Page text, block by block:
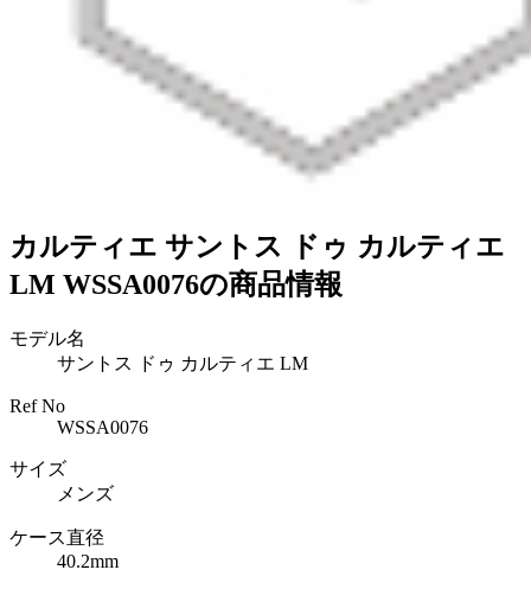
カルティエ サントス ドゥ カルティエ
LM WSSA0076の商品情報
モデル名
サントス ドゥ カルティエ LM
Ref No
WSSA0076
サイズ
メンズ
ケース直径
40.2mm